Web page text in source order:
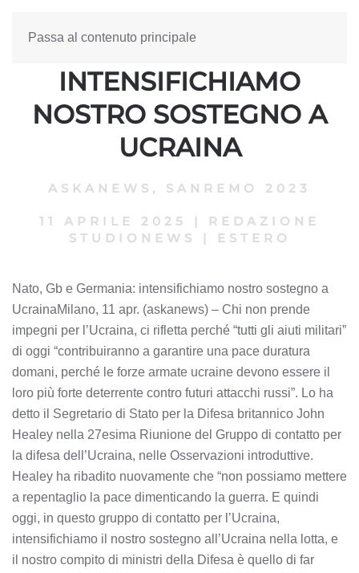
Passa al contenuto principale
NATO, GB E GERMANIA:
INTENSIFICHIAMO
NOSTRO SOSTEGNO A
UCRAINA
ASKANEWS , SANREMO 2023
11 APRILE 2025 |
REDAZIONE
STUDIONEWS
| ESTERO
Nato, Gb e Germania: intensifichiamo nostro sostegno a
UcrainaMilano, 11 apr. (askanews) – Chi non prende
impegni per l’Ucraina, ci rifletta perché “tutti gli aiuti militari”
di oggi “contribuiranno a garantire una pace duratura
domani, perché le forze armate ucraine devono essere il
loro più forte deterrente contro futuri attacchi russi”. Lo ha
detto il Segretario di Stato per la Difesa britannico John
Healey nella 27esima Riunione del Gruppo di contatto per
la difesa dell’Ucraina, nelle Osservazioni introduttive.
Healey ha ribadito nuovamente che “non possiamo mettere
a repentaglio la pace dimenticando la guerra. E quindi
oggi, in questo gruppo di contatto per l’Ucraina,
intensifichiamo il nostro sostegno all’Ucraina nella lotta, e
il nostro compito di ministri della Difesa è quello di far